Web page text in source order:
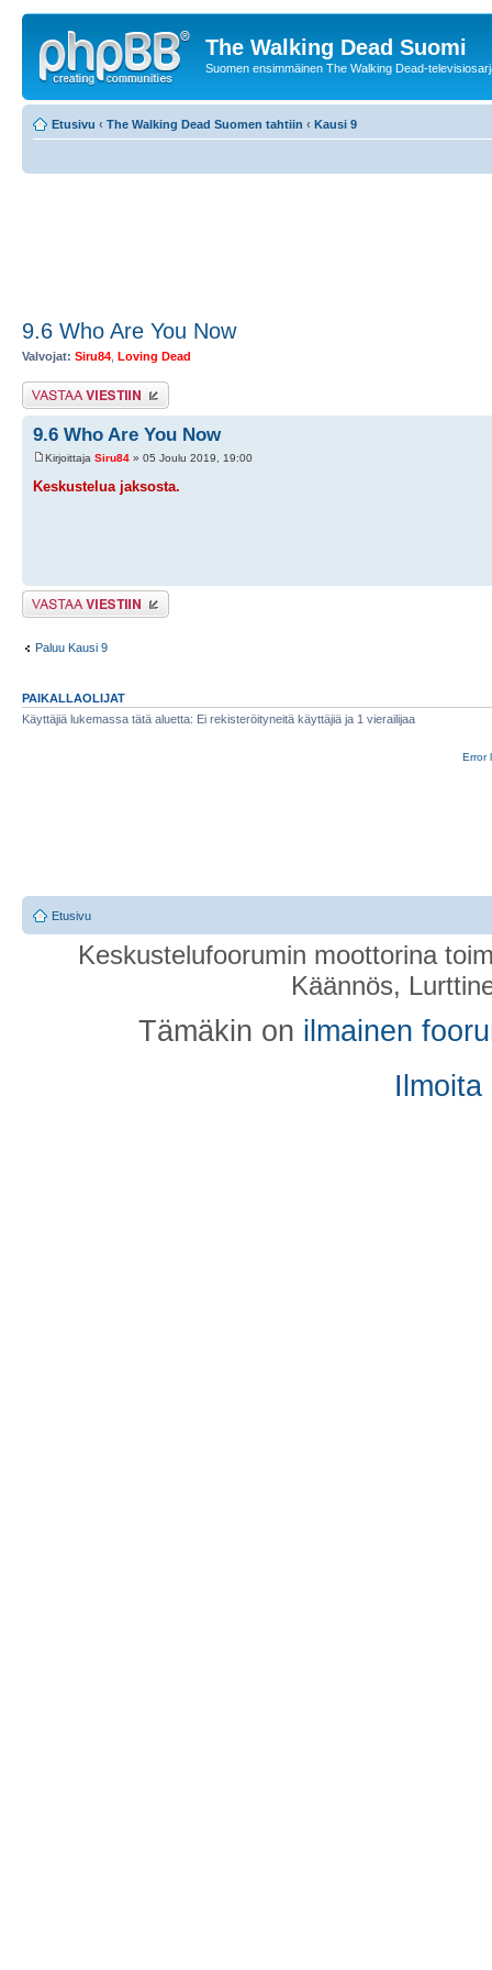
The Walking Dead Suomi
Suomen ensimmäinen The Walking Dead-
Etusivu ‹ The Walking Dead Suomen tahtiin ‹ Kausi 9
9.6 Who Are You Now
Valvojat: Siru84 Loving Dead
Lähetä vastaus
9.6 Who Are You Now
Kirjoittaja Siru84 » 05 Joulu 2019, 19:00
Keskustelua jaksosta.
Lähetä vastaus
Paluu Kausi 9
PAIKALLAOLIJAT
Käyttäjiä lukemassa tätä aluetta: Ei rekisteröityneitä käyttäjiä ja 1 vierailijaa
Error
Etusivu
Keskustelufoorumin moottorina
Käännös,
Tämäkin on ilmainen